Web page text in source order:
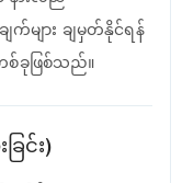
က်များ ချမှတ်နိုင်ရန်
ခုဖြစ်သည်။
ြင်း)